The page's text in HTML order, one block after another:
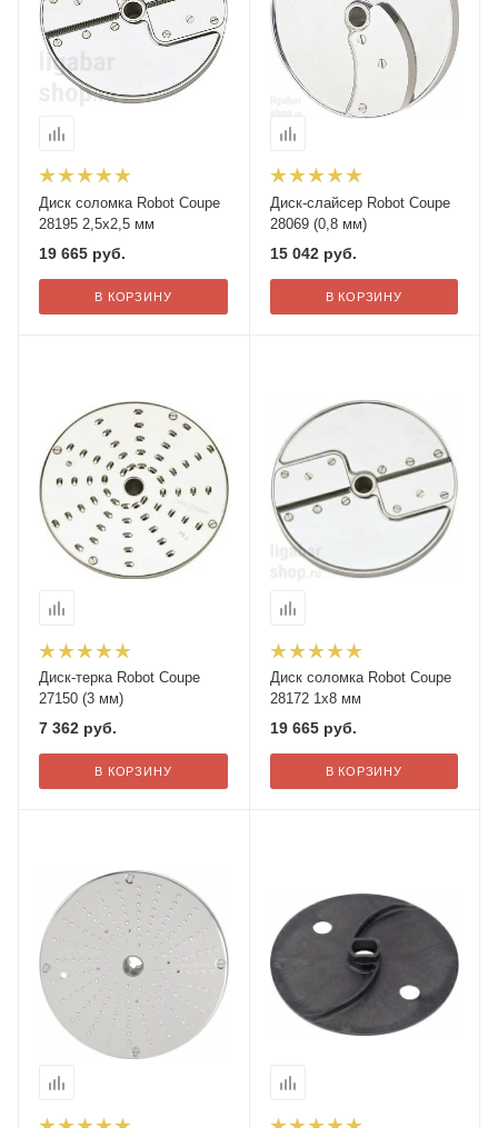
Диск соломка Robot Coupe
28195 2,5х2,5 мм
19 665 руб.
В КОРЗИНУ
Диск-слайсер Robot Coupe
28069 (0,8 мм)
15 042руб.
В КОРЗИНУ
Диск-терка Robot Coupe
27150 (3 мм)
7 362 руб.
В КОРЗИНУ
Диск соломка Robot Coupe
28172 1х8 мм
19 665руб.
В КОРЗИНУ